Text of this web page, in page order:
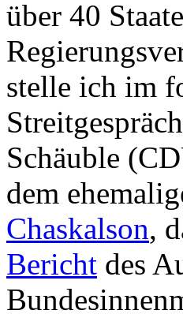
über 40
stelle ich im
Schäuble
dem
Chaskalson,
Bericht des